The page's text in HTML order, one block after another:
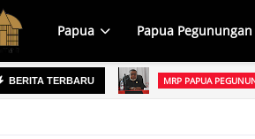
Papua Papua Pegunungan
BERITA TERBARU MRP PAPUA